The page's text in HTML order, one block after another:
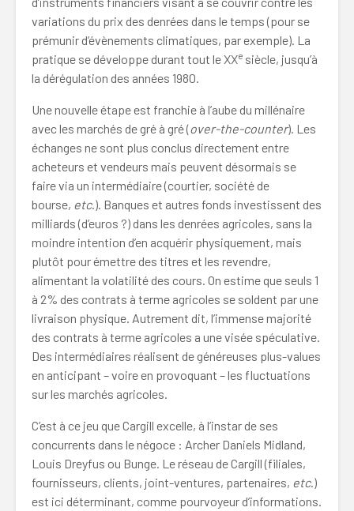
variations du prix des denrées dans le temps (pour se
prémunir d’évènements climatiques, par exemple). La
pratique se développe durant tout le XXe siècle, jusqu’à
la dérégulation des années 1980.
Une nouvelle étape est franchie à l’aube du millénaire
avec les marchés de gré à gré (over-the-counter). Les
échanges ne sont plus conclus directement entre
acheteurs et vendeurs mais peuvent désormais se
faire via un intermédiaire (courtier, société de
bourse, etc.). Banques et autres fonds investissent des
milliards (d’euros ?) dans les denrées agricoles, sans la
moindre intention d’en acquérir physiquement, mais
plutôt pour émettre des titres et les revendre,
alimentant la volatilité des cours. On estime que seuls 1
à 2% des contrats à terme agricoles se soldent par une
livraison physique. Autrement dit, l’immense majorité
des contrats à terme agricoles a une visée spéculative.
Des intermédiaires réalisent de généreuses plus-values
en anticipant – voire en provoquant – les fluctuations
sur les marchés agricoles.
C’est à ce jeu que Cargill excelle, à l’instar de ses
concurrents dans le négoce : Archer Daniels Midland,
Louis Dreyfus ou Bunge. Le réseau de Cargill (filiales,
fournisseurs, clients, joint-ventures, partenaires, etc.)
est ici déterminant, comme pourvoyeur d’informations.